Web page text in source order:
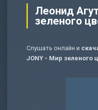
Леонид
зеленого
Слушать онлайн и
JONY - Мир зеленого